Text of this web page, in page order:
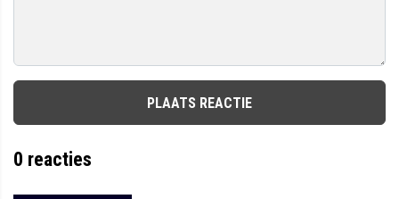
PLAATS REACTIE
0 reacties